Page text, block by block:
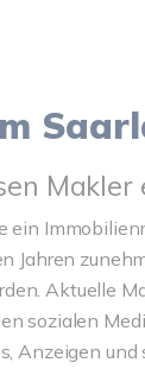
Makler
ein
Jahren
Aktuelle
sozialen
Anzeigen